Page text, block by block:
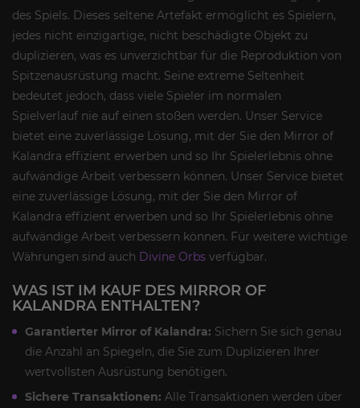
des Spiels. Dieses seltene Artefakt ermöglicht es Spielern,
jedes nicht einzigartige, nicht beschädigte Objekt zu
duplizieren, was es unverzichtbar für die Reproduktion von
Spitzenausrüstung macht. Seine extreme Seltenheit
bedeutet jedoch, dass viele Spieler im normalen
Spielverlauf nie auf einen stoßen werden. Unser Service
bietet eine zuverlässige Lösung, mit der Sie den Mirror of
Kalandra effizient erwerben und so Ihr Spielerlebnis ohne
aufwändige Arbeit verbessern können. Unser Service bietet
eine zuverlässige Lösung, mit der Sie den Mirror of
Kalandra effizient erwerben und so Ihr Spielerlebnis ohne
aufwändige Arbeit verbessern können. Für weitere wichtige
Währungen sind auch Divine Orbs verfügbar.
WAS IST IM KAUF DES MIRROR OF
KALANDRA ENTHALTEN?
Garantierter Mirror of Kalandra: Sichern Sie sich genau
die Anzahl an Spiegeln, die Sie zum Duplizieren Ihrer
wertvollsten Ausrüstung benötigen.
Sichere Transaktionen: Alle Transaktionen werden über